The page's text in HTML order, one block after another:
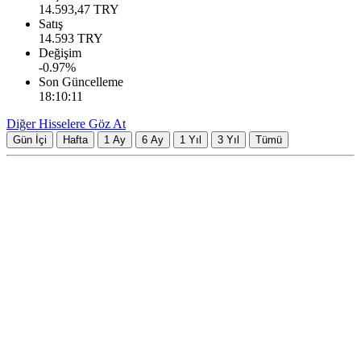
14.593,47 TRY
Satış
14.593 TRY
Değişim
-0.97%
Son Güncelleme
18:10:11
Diğer Hisselere Göz At
Gün İçi Hafta 1 Ay 6 Ay 1 Yıl 3 Yıl Tümü